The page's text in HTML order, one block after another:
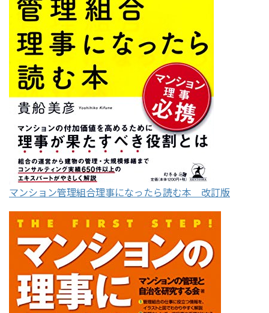
マンション管理組合理事になったら読む本 改訂版